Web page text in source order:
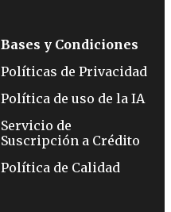
Bases y Condiciones
Políticas de Privacidad
Política de uso de la IA
Servicio de
Suscripción a Crédito
Política de Calidad